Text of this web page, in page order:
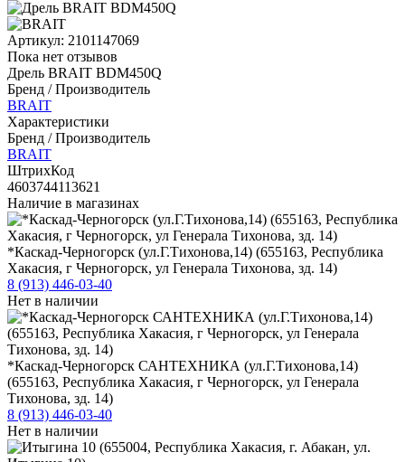
Артикул: 2101147069
Пока нет отзывов
Дрель BRAIT BDM450Q
Бренд / Производитель
BRAIT
Характеристики
Бренд / Производитель
BRAIT
ШтрихКод
4603744113621
Наличие в магазинах
*Каскад-Черногорск (ул.Г.Тихонова,14) (655163, Республика
Хакасия, г Черногорск, ул Генерала Тихонова, зд. 14)
8 (913) 446-03-40
Нет в наличии
*Каскад-Черногорск САНТЕХНИКА (ул.Г.Тихонова,14)
(655163, Республика Хакасия, г Черногорск, ул Генерала
Тихонова, зд. 14)
8 (913) 446-03-40
Нет в наличии